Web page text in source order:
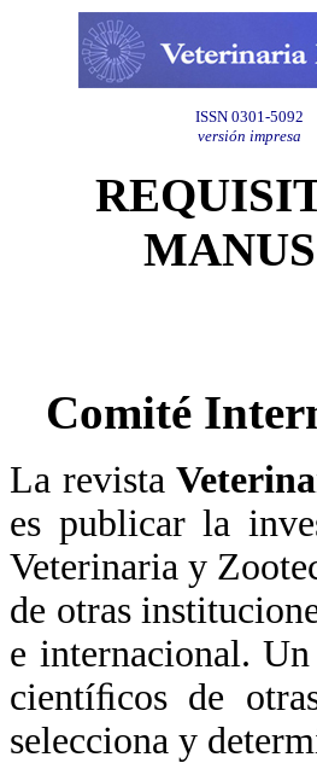
ISSN 0301-5092
versión impresa
Comité
La revista
es publicar la
Veterinaria y
de otras
e internacional.
cientíﬁcos de
selecciona y